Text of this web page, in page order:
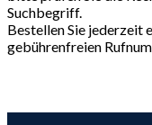
Suchbegriff.
Bestellen Sie jederzeit
gebührenfreien